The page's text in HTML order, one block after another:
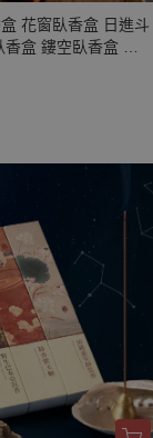
花窗臥香盒 日進斗
盒 鏤空臥香盒 不
香爐 香具 品香 招
飾